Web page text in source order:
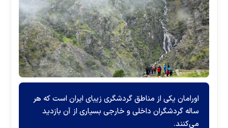
اورامان یکی از مناطق گردشگری زیبای ایران است که هر
ساله گردشگران داخلی و خارجی بسیاری از آن بازدید
می‌کنند.